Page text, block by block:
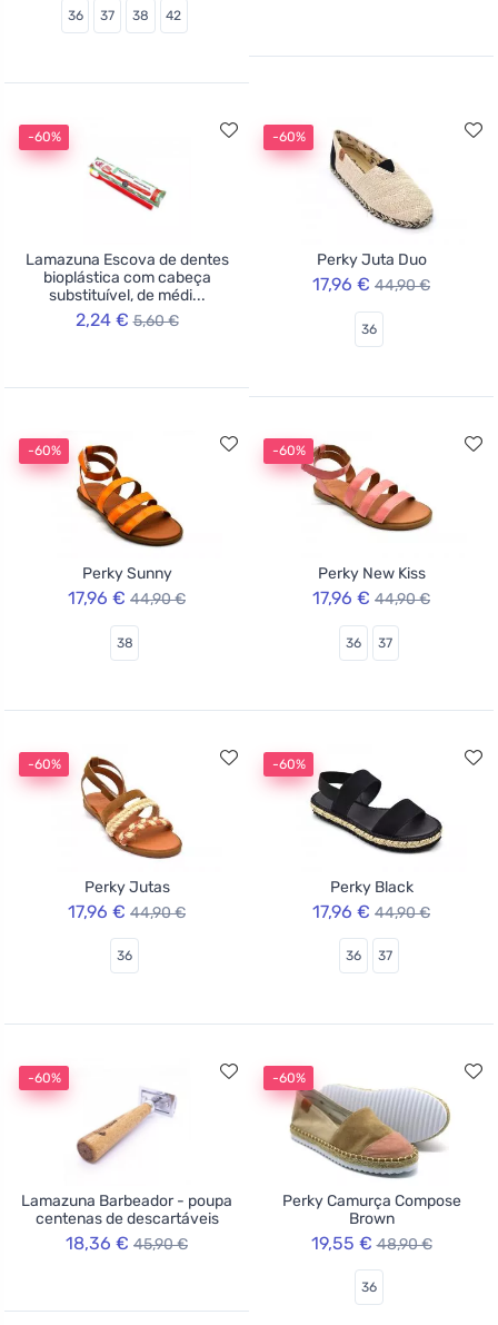
36 37 38 42
-60%
Lamazuna Escova de dentes
bioplástica com cabeça
substituível, de médi...
2,24 € 5,60 €
-60%
Perky Juta Duo
17,96 € 44,90 €
36
-60%
Perky Sunny
17,96 € 44,90 €
38
-60%
Perky New Kiss
17,96 € 44,90 €
36 37
-60%
Perky Jutas
17,96 € 44,90 €
36
-60%
Perky Black
17,96 € 44,90 €
36 37
-60%
Lamazuna Barbeador - poupa
centenas de descartáveis
18,36 € 45,90 €
-60%
Perky Camurça Compose
Brown
19,55 € 48,90 €
36